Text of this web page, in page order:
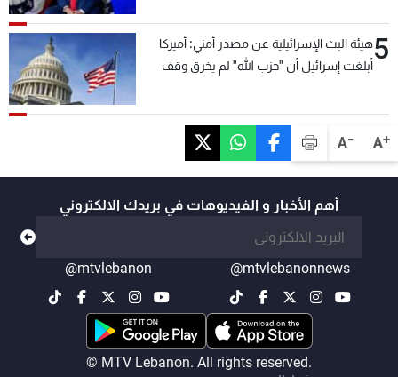
A+
A-
5هيئة البث الإسرائيلية عن مصدر أمني: أميركا
أبلغت إسرائيل أن "حزب الله" لم يخرق وقف
أهم الأخبار و الفيديوهات في بريدك الالكتروني
@mtvlebanonnews
@mtvlebanon
© MTV Lebanon. All rights reserved.